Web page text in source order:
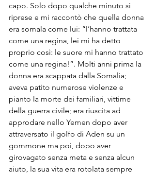
capo. Solo dopo qualche minuto si
riprese e mi raccontò che quella donna
era somala come lui: “l’hanno trattata
come una regina, lei mi ha detto
proprio così: le suore mi hanno trattato
come una regina!”. Molti anni prima la
donna era scappata dalla Somalia;
aveva patito numerose violenze e
pianto la morte dei familiari, vittime
della guerra civile; era riuscita ad
approdare nello Yemen dopo aver
attraversato il golfo di Aden su un
gommone ma poi, dopo aver
girovagato senza meta e senza alcun
aiuto, la sua vita era rotolata sempre